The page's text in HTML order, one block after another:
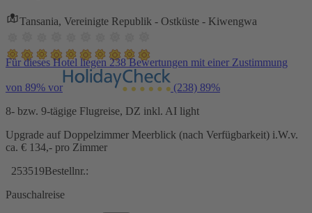
Tansania, Vereinigte Republik - Ostküste - Kiwengwa
Für dieses Hotel liegen 238 Bewertungen mit einer Zustimmung
von 89% vor (238) 89%
8- bzw. 9-tägige Flugreise, DZ inkl. AI light
Upgrade auf Doppelzimmer Meerblick (nach Verfügbarkeit) i.W.v.
ca. € 134,- pro Zimmer
253519Bestellnr.:
Pauschalreise